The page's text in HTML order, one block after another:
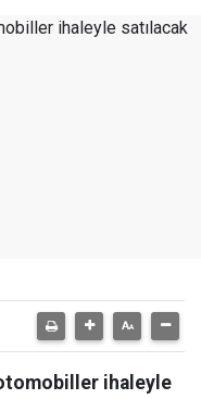
ihaleyle